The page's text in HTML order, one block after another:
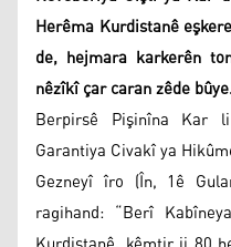
Herêma Kurdistanê
de, hejmara karkerên
nêzîkî çar caran zêde
Berpirsê Pişinîna Kar
Garantiya Civakî ya
Gezneyî îro (În, 1ê
ragihand: “Berî